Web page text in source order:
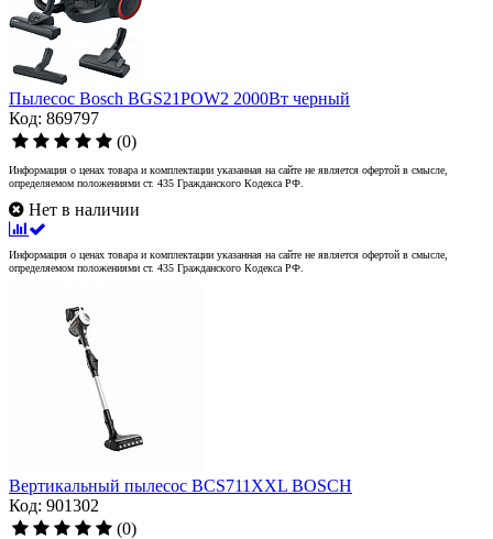
Пылесос Bosch BGS21POW2 2000Вт черный
Код: 869797
(0)
Информация о ценах товара и комплектации указанная на сайте не является офертой в смысле,
определяемом положениями ст. 435 Гражданского Кодекса РФ.
Нет в наличии
Информация о ценах товара и комплектации указанная на сайте не является офертой в смысле,
определяемом положениями ст. 435 Гражданского Кодекса РФ.
Вертикальный пылесос BCS711XXL BOSCH
Код: 901302
(0)